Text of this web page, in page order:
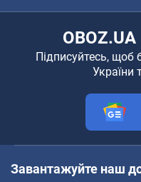
Підписуйтесь, щоб
України
Завантажуйте наш